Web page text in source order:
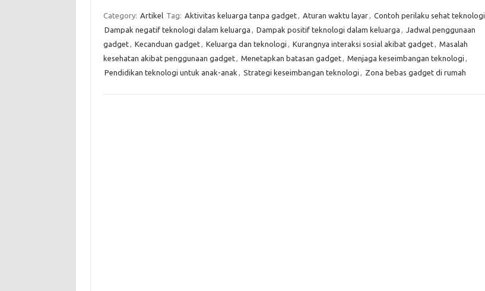
Category: Artikel Tag: Aktivitas keluarga tanpa gadget, Aturan waktu layar, Contoh perilaku sehat teknologi
Dampak negatif teknologi dalam keluarga , Dampak positif teknologi dalam keluarga , Jadwal penggunaan
gadget, Kecanduan gadget, Keluarga dan teknologi , Kurangnya interaksi sosial akibat gadget, Masalah
kesehatan akibat penggunaan gadget, Menetapkan batasan gadget, Menjaga keseimbangan teknologi ,
Pendidikan teknologi untuk anak-anak , Strategi keseimbangan teknologi , Zona bebas gadget di rumah